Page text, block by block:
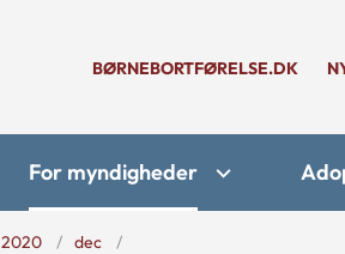
BØRNEBORTFØRELSE.DK
For myndigheder
2020
dec